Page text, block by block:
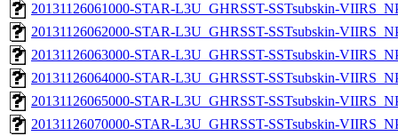
20131126061000-STAR-L3U_GHRSST-SSTsubskin-
20131126062000-STAR-L3U_GHRSST-SSTsubskin-
20131126063000-STAR-L3U_GHRSST-SSTsubskin-
20131126064000-STAR-L3U_GHRSST-SSTsubskin-
20131126065000-STAR-L3U_GHRSST-SSTsubskin-
20131126070000-STAR-L3U_GHRSST-SSTsubskin-